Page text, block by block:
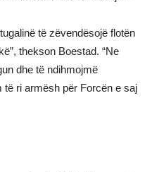
të zëvendësojë flotën
thekson Boestad. “Ne
dhe të ndihmojmë
të ri armësh për Forcën e saj